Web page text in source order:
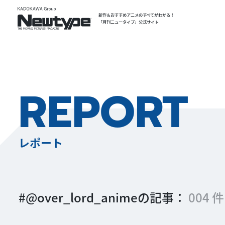
新作＆おすすめアニメのすべてがわかる！
「月刊ニュータイプ」公式サイト
REPORT
レポート
#@over_lord_animeの記事： 004 件